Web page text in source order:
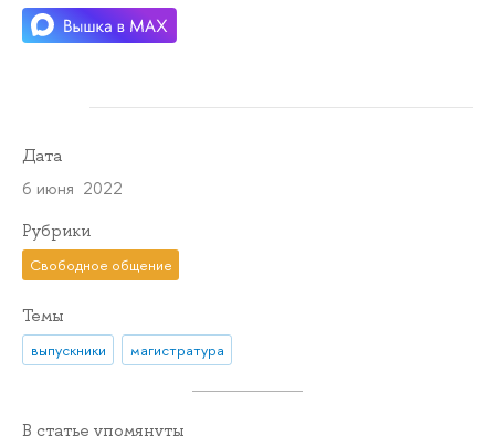
Дата
6 июня 2022
Рубрики
Свободное общение
Темы
выпускники магистратура
В статье упомянуты